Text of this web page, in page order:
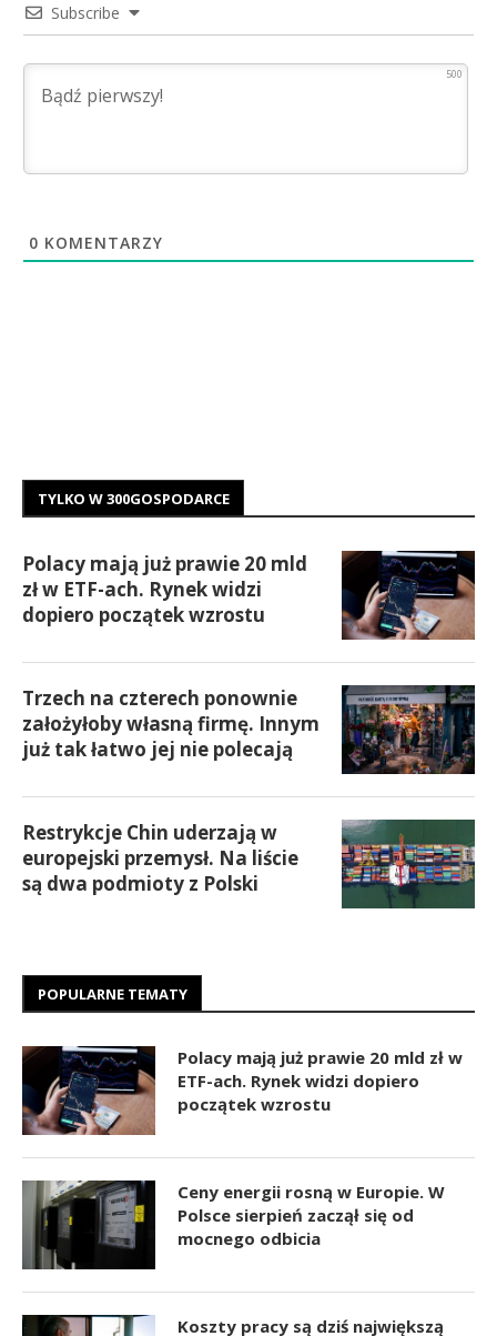
Subscribe
500
0 KOMENTARZY
TYLKO W 300GOSPODARCE
Polacy mają już prawie 20 mld
zł w ETF-ach. Rynek widzi
dopiero początek wzrostu
Trzech na czterech ponownie
założyłoby własną firmę. Innym
już tak łatwo jej nie polecają
Restrykcje Chin uderzają w
europejski przemysł. Na liście
są dwa podmioty z Polski
POPULARNE TEMATY
Polacy mają już prawie 20 mld zł w
ETF-ach. Rynek widzi dopiero
początek wzrostu
Ceny energii rosną w Europie. W
Polsce sierpień zaczął się od
mocnego odbicia
Koszty pracy są dziś największą